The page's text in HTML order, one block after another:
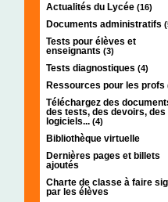
Actualités du Lycée (16)
Documents administratifs
Tests pour élèves et
enseignants (3)
Tests diagnostiques (4)
Ressources pour les profs
Téléchargez des
des tests, des devoirs, des
logiciels... (4)
Bibliothèque virtuelle
Dernières pages et billets
ajoutés
Charte de classe à faire
par les élèves